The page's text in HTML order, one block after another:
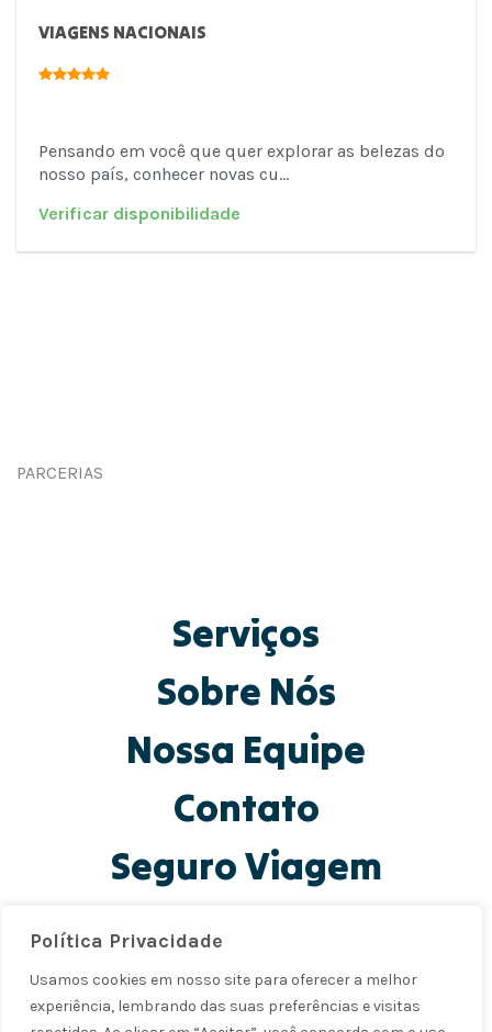
Política Privacidade
Usamos cookies em nosso site para oferecer a melhor
experiência, lembrando das suas preferências e visitas
VIAGENS NACIONAIS
Pensando em você que quer explorar as belezas do
nosso país, conhecer novas cu...
PARCERIAS
Serviços
Sobre Nós
Nossa Equipe
Contato
Seguro Viagem
Av Sete de Setembro 4476-Sala-905-Batel, Curitiba - PR,
80240-001
CNPJ: 44.430.647.0001-29